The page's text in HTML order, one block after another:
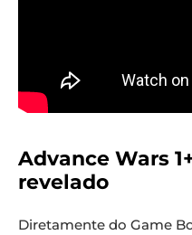
Advance Wars
revelado
Diretamente do Game